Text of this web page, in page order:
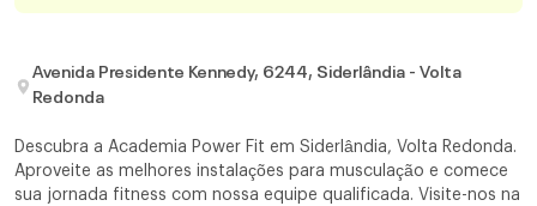
Avenida Presidente Kennedy, 6244, Siderlândia - Volta
Redonda
Descubra a Academia Power Fit em Siderlândia, Volta Redonda.
Aproveite as melhores instalações para musculação e comece
sua jornada fitness com nossa equipe qualificada. Visite-nos na